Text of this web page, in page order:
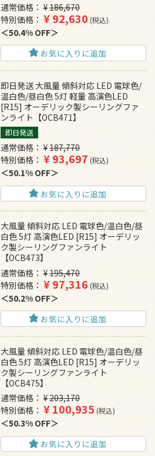
通常価格
¥186,670
特別価格
¥92,630 税込
50.4% OFF
お気に入りに追加
即日発送 大風量 傾斜対応 LED 電球色/
温白色/昼白色 5灯 軽量 高演色LED
[R15] オーデリック製シーリングファ
ンライト【OCB471】
即日発送
通常価格 ¥187,770
特別価格
¥93,697 税込
50.1% OFF
お気に入りに追加
大風量 傾斜対応 LED 電球色/温白色/昼
白色 5灯 高演色LED [R15] オーデリッ
ク製シーリングファンライト
【OCB473】
通常価格
¥195,470
特別価格
¥97,316 税込
50.2% OFF
お気に入りに追加
大風量 傾斜対応 LED 電球色/温白色/昼
白色 5灯 高演色LED [R15] オーデリッ
ク製シーリングファンライト
【OCB475】
通常価格
¥203,170
特別価格
¥100,935 税込
50.3% OFF
お気に入りに追加